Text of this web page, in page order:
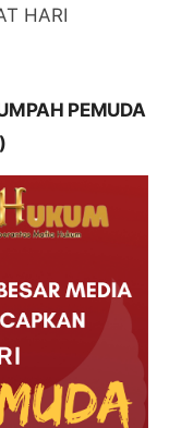
HARI
PEMUDA